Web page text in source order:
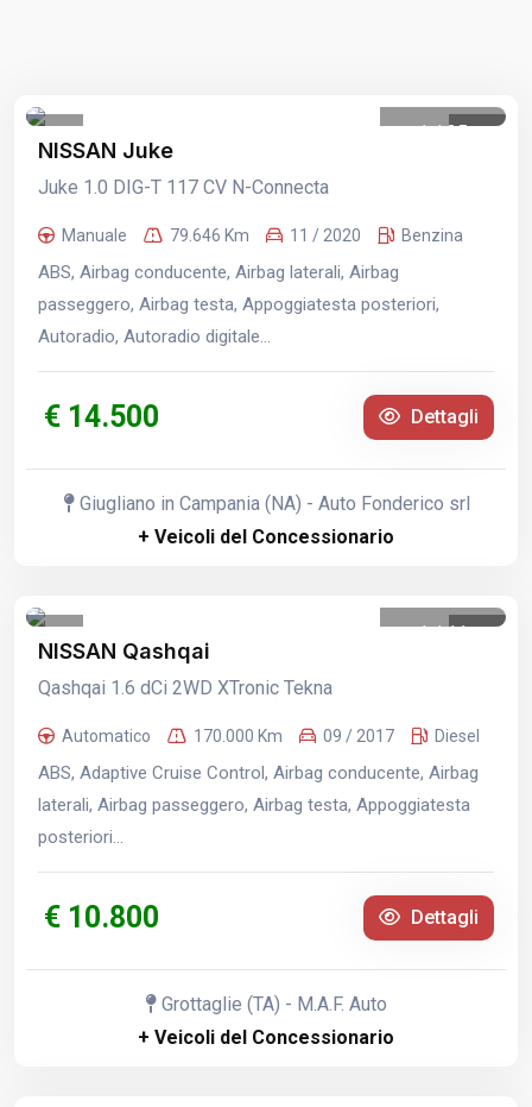
1 /25
NISSAN Juke
Juke 1.0 DIG-T 117 CV N-Connecta
Manuale 79.646 Km 11 / 2020 Benzina
ABS, Airbag conducente, Airbag laterali, Airbag
passeggero, Airbag testa, Appoggiatesta posteriori,
Autoradio, Autoradio digitale...
€ 14.500 Dettagli
Giugliano in Campania (NA) - Auto Fonderico srl
+ Veicoli del Concessionario
1 /11
NISSAN Qashqai
Qashqai 1.6 dCi 2WD XTronic Tekna
Automatico 170.000 Km 09 / 2017 Diesel
ABS, Adaptive Cruise Control, Airbag conducente, Airbag
laterali, Airbag passeggero, Airbag testa, Appoggiatesta
posteriori...
€ 10.800 Dettagli
Grottaglie (TA) - M.A.F. Auto
+ Veicoli del Concessionario